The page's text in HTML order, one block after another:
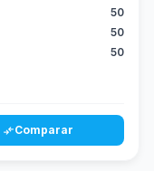
50
50
50
compare_arrowsComparar